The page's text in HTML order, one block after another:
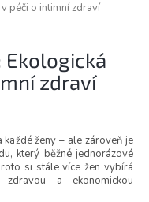
péči o intimní zdraví
zdraví
ženy – ale zároveň je
který běžné jednorázové
si stále více žen vybírá
a ekonomickou